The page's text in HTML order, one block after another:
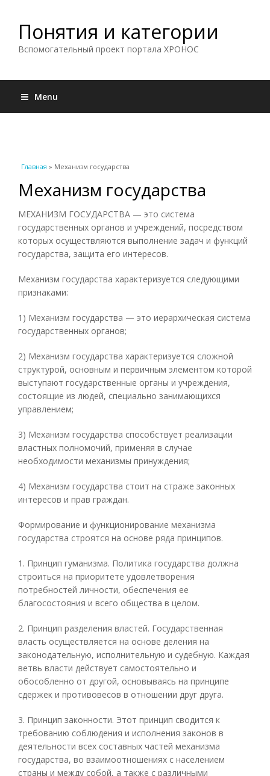
Понятия и категории
Вспомогательный проект портала ХРОНОС
Menu
Вы здесь
Главная » Механизм государства
Механизм государства
МЕХАНИЗМ ГОСУДАРСТВА — это система
государственных органов и учреждений, посредством
которых осуществляются выполнение задач и функций
государства, защита его интересов.
Механизм государства характеризуется следующими
признаками:
1) Механизм государства — это иерархическая система
государственных органов;
2) Механизм государства характеризуется сложной
структурой, основным и первичным элементом которой
выступают государственные органы и учреждения,
состоящие из людей, специально занимающихся
управлением;
3) Механизм государства способствует реализации
властных полномочий, применяя в случае
необходимости механизмы принуждения;
4) Механизм государства стоит на страже законных
интересов и прав граждан.
Формирование и функционирование механизма
государства строятся на основе ряда принципов.
1. Принцип гуманизма. Политика государства должна
строиться на приоритете удовлетворения
потребностей личности, обеспечения ее
благосостояния и всего общества в целом.
2. Принцип разделения властей. Государственная
власть осуществляется на основе деления на
законодательную, исполнительную и судебную. Каждая
ветвь власти действует самостоятельно и
обособленно от другой, основываясь на принципе
сдержек и противовесов в отношении друг друга.
3. Принцип законности. Этот принцип сводится к
требованию соблюдения и исполнения законов в
деятельности всех составных частей механизма
государства, во взаимоотношениях с населением
страны и между собой, а также с различными